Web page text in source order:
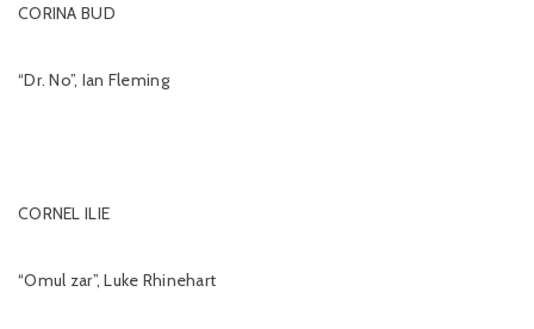
CORINA BUD
“Dr. No”, Ian Fleming
CORNEL ILIE
“Omul zar”, Luke Rhinehart